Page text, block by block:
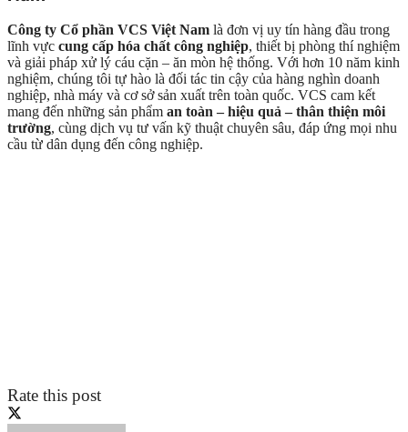
Công ty Cổ phần VCS Việt Nam là đơn vị uy tín hàng đầu trong
lĩnh vực cung cấp hóa chất công nghiệp, thiết bị phòng thí nghiệm
và giải pháp xử lý cáu cặn – ăn mòn hệ thống. Với hơn 10 năm kinh
nghiệm, chúng tôi tự hào là đối tác tin cậy của hàng nghìn doanh
nghiệp, nhà máy và cơ sở sản xuất trên toàn quốc. VCS cam kết
mang đến những sản phẩm an toàn – hiệu quả – thân thiện môi
trường, cùng dịch vụ tư vấn kỹ thuật chuyên sâu, đáp ứng mọi nhu
cầu từ dân dụng đến công nghiệp.
Rate this post